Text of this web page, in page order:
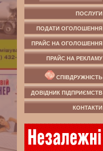
ПОСЛУГИ
ПОДАТИ ОГОЛОШЕННЯ
ПРАЙС НА ОГОЛОШЕННЯ
ПРАЙС НА РЕКЛАМУ
СПІВДРУЖНІСТЬ
ДОВІДНИК ПІДПРИЄМСТВ
КОНТАКТИ